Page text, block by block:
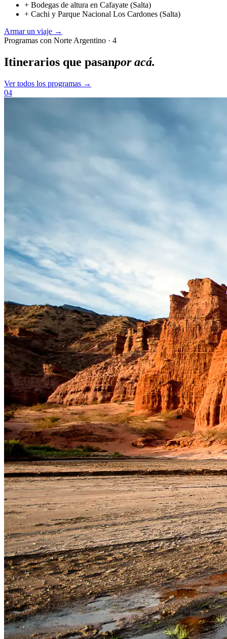
+ Bodegas de altura en Cafayate (Salta)
+ Cachi y Parque Nacional Los Cardones (Salta)
Armar un viaje →
Programas con Norte Argentino · 4
Itinerarios que pasanpor acá.
Ver todos los programas →
04